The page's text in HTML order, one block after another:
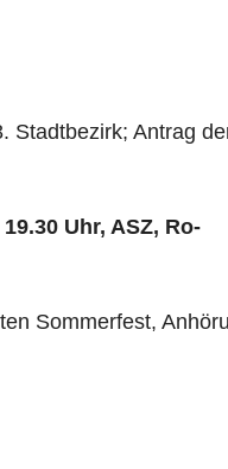
Stadtbezirk; Antrag
19.30 Uhr, ASZ, Ro­
Sommerfest,